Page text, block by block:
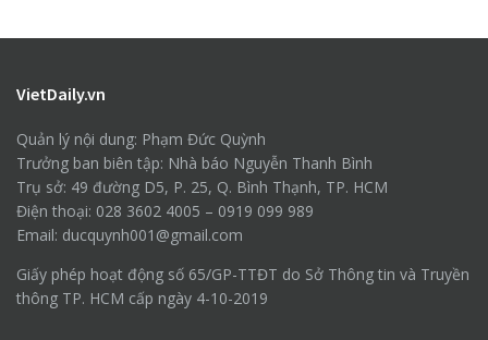
VietDaily.vn
Quản lý nội dung: Phạm Đức Quỳnh
Trưởng ban biên tập: Nhà báo Nguyễn Thanh Bình
Trụ sở: 49 đường D5, P. 25, Q. Bình Thạnh, TP. HCM
Điện thoại: 028 3602 4005 – 0919 099 989
Email: ducquynh001@gmail.com
Giấy phép hoạt động số 65/GP-TTĐT do Sở Thông tin và Truyền
thông TP. HCM cấp ngày 4-10-2019